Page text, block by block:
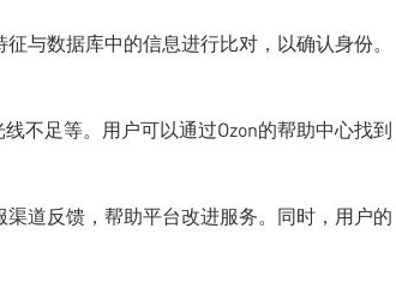
与数据库中的信息进行比对，以确认身份。
不足等。用户可以通过Ozon的帮助中心找到
道反馈，帮助平台改进服务。同时，用户的